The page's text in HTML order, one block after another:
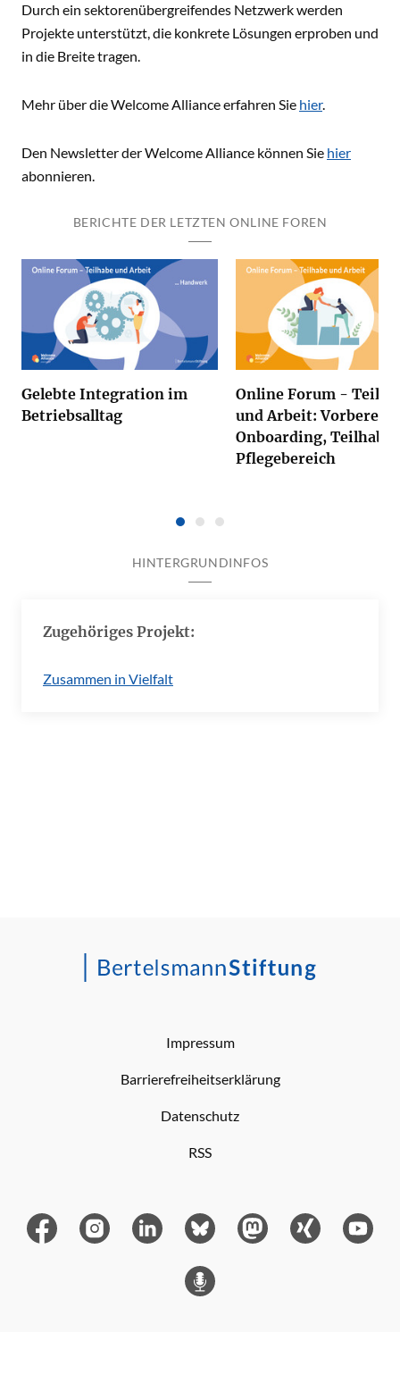
Durch ein sektorenübergreifendes Netzwerk werden
Projekte unterstützt, die konkrete Lösungen erproben und
in die Breite tragen.
Mehr über die Welcome Alliance erfahren Sie hier.
Den Newsletter der Welcome Alliance können Sie hier
abonnieren.
BERICHTE DER LETZTEN ONLINE FOREN
Gelebte Integration im
Betriebsalltag
Online Forum -
und Arbeit:
Onboarding, Teilhabe
Pflegebereich
HINTERGRUNDINFOS
Zugehöriges Projekt:
Zusammen in Vielfalt
Impressum
Barrierefreiheitserklärung
Datenschutz
RSS